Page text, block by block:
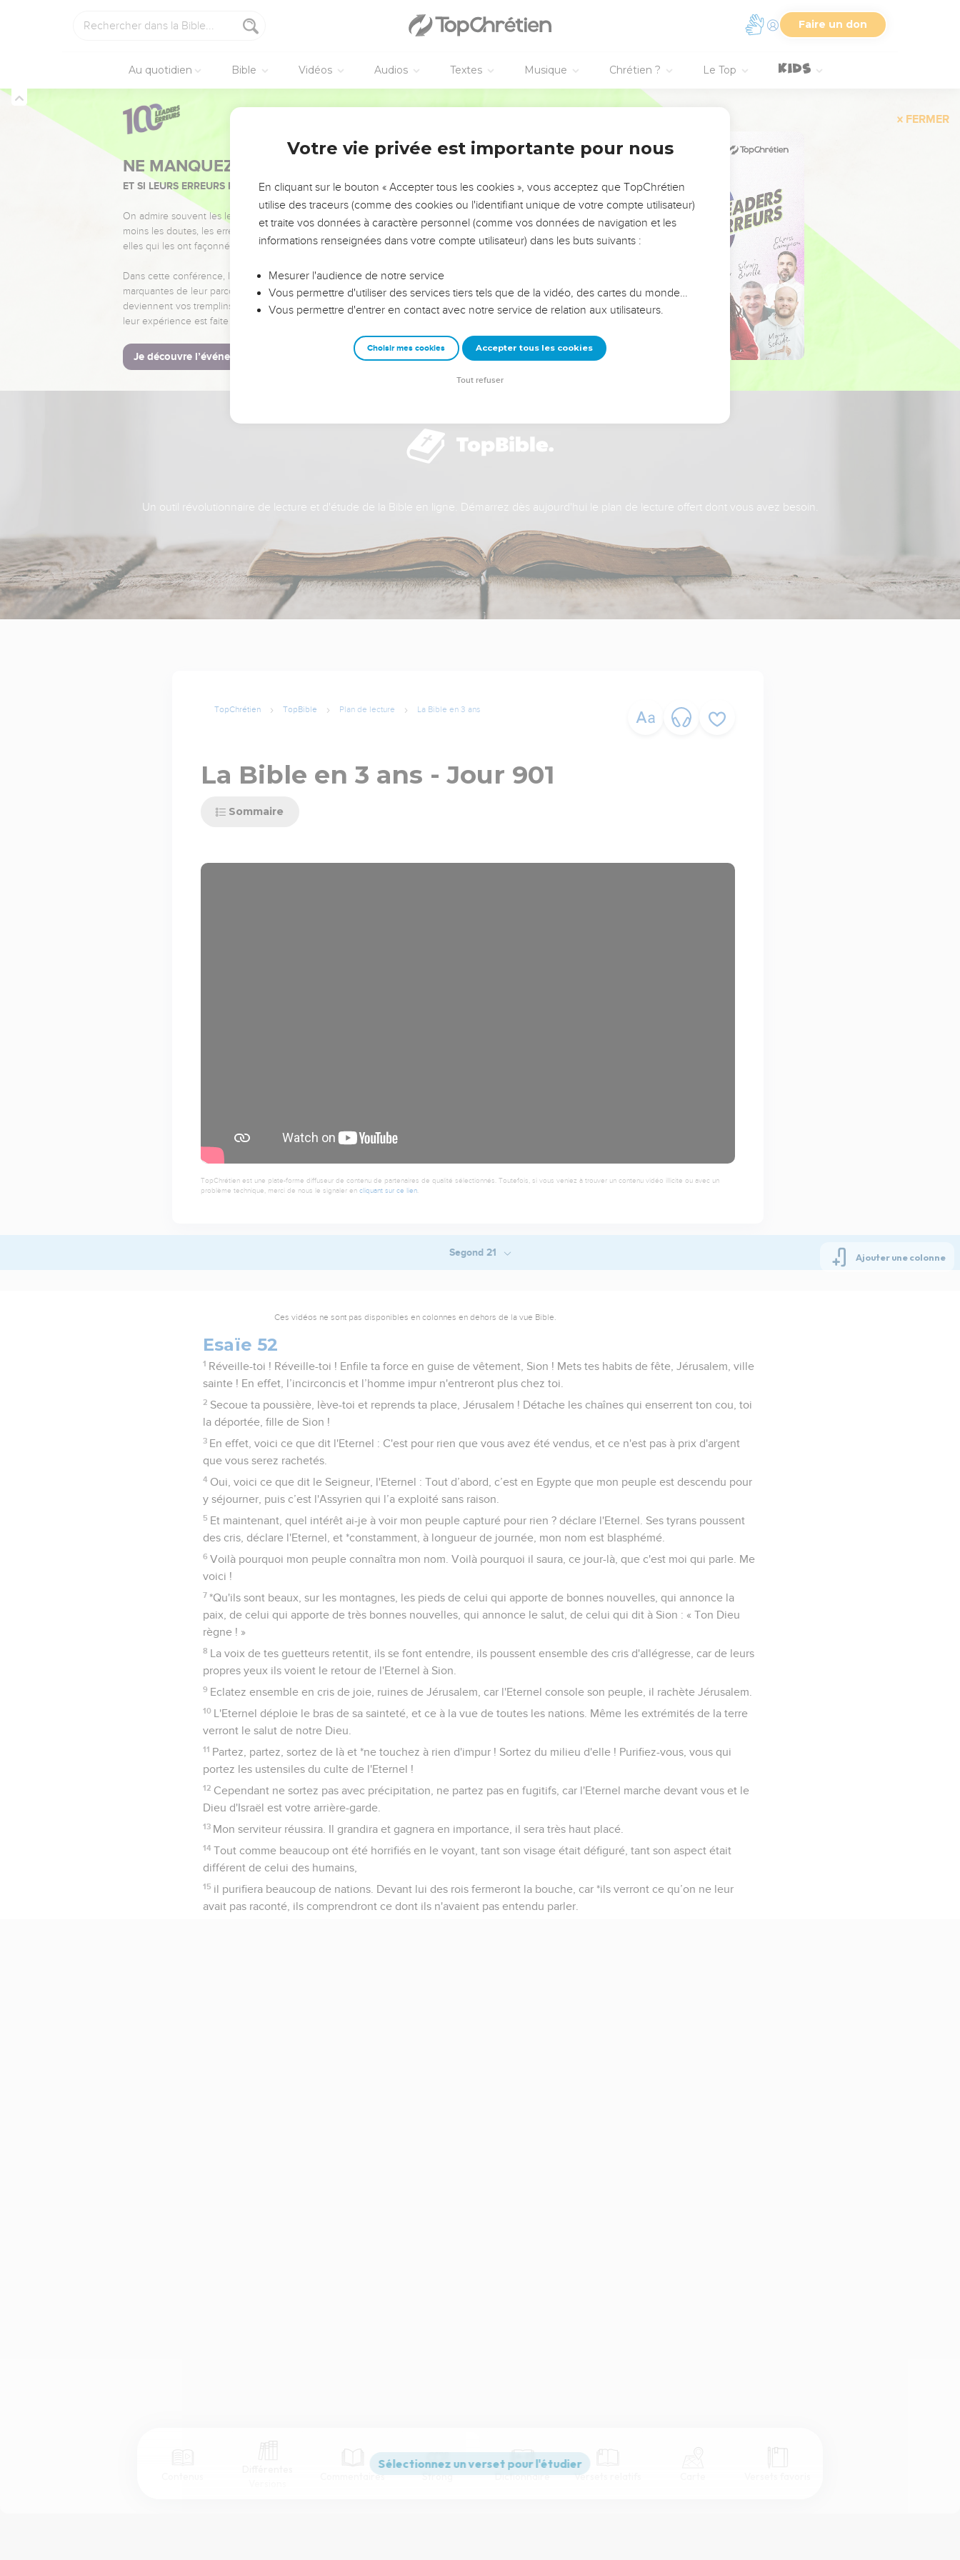
Faire un don
Au quotidien Bible Vidéos Audios Textes Musique Chrétien ? Le Top
FERMER
NE MANQUEZ PAS L’ÉVÉNEMENT DE L’ANNÉE !
ET SI LEURS ERREURS POUVAIENT VOUS ÉVITER LES VOTRES ?
On admire souvent les leaders pour leurs réussites, leur impact, leur foi ou leur vision. Mais on voit
moins les doutes, les erreurs et les saisons difficiles qu'ils ont traversés, alors même que ce sont
elles qui les ont façonnés.
Dans cette conférence, leaders, entrepreneurs, et responsables reviennent sur les erreurs
marquantes de leur parcours et les clés pour avancer avec plus de sagesse afin que leurs erreurs
deviennent vos tremplins. Que vous guidiez un ministère, une équipe, un groupe ou une famille,
leur expérience est faite pour vous.
Je découvre l’événement
Un outil révolutionnaire de lecture et d'étude de la Bible en ligne. Démarrez dès aujourd'hui le plan de lecture offert dont vous avez besoin.
TopChrétien TopBible Plan de lecture La Bible en 3 ans
La Bible en 3 ans - Jour 901
Sommaire
TopChrétien est une plate-forme diffuseur de contenu de partenaires de qualité sélectionnés. Toutefois, si vous veniez à trouver un contenu vidéo illicite ou avec un
problème technique, merci de nous le signaler en cliquant sur ce lien
Commentaires Strong Dictionnaire Versets relatifs
Segond 21
Ces vidéos ne sont pas disponibles en colonnes en dehors de la vue Bible.
Esaïe 52
1 Réveille-toi ! Réveille-toi ! Enfile ta force en guise de vêtement, Sion ! Mets tes habits de fête, Jérusalem, ville
sainte ! En effet, l’incirconcis et l’homme impur n'entreront plus chez toi.
2 Secoue ta poussière, lève-toi et reprends ta place, Jérusalem ! Détache les chaînes qui enserrent ton cou, toi
la déportée, fille de Sion !
3 En effet, voici ce que dit l'Eternel : C'est pour rien que vous avez été vendus, et ce n'est pas à prix d'argent
que vous serez rachetés.
4 Oui, voici ce que dit le Seigneur, l'Eternel : Tout d’abord, c’est en Egypte que mon peuple est descendu pour
y séjourner, puis c’est l'Assyrien qui l’a exploité sans raison.
5 Et maintenant, quel intérêt ai-je à voir mon peuple capturé pour rien ? déclare l'Eternel. Ses tyrans poussent
des cris, déclare l'Eternel, et *constamment, à longueur de journée, mon nom est blasphémé.
6 Voilà pourquoi mon peuple connaîtra mon nom. Voilà pourquoi il saura, ce jour-là, que c'est moi qui parle. Me
voici !
7 *Qu'ils sont beaux, sur les montagnes, les pieds de celui qui apporte de bonnes nouvelles, qui annonce la
paix, de celui qui apporte de très bonnes nouvelles, qui annonce le salut, de celui qui dit à Sion : « Ton Dieu
règne ! »
8
La voix de tes guetteurs retentit, ils se font entendre, ils poussent ensemble des cris d'allégresse, car de leurs
propres yeux ils voient le retour de l'Eternel à Sion.
9 Eclatez ensemble en cris de joie, ruines de Jérusalem, car l'Eternel console son peuple, il rachète Jérusalem.
10
L'Eternel déploie le bras de sa sainteté, et ce à la vue de toutes les nations. Même les extrémités de la terre
verront le salut de notre Dieu.
11 Partez, partez, sortez de là et *ne touchez à rien d'impur ! Sortez du milieu d'elle ! Purifiez-vous, vous qui
portez les ustensiles du culte de l'Eternel !
12 Cependant ne sortez pas avec précipitation, ne partez pas en fugitifs, car l'Eternel marche devant vous et le
Dieu d'Israël est votre arrière-garde.
13 Mon serviteur réussira. Il grandira et gagnera en importance, il sera très haut placé.
14 Tout comme beaucoup ont été horrifiés en le voyant, tant son visage était défiguré, tant son aspect était
différent de celui des humains,
15 il purifiera beaucoup de nations. Devant lui des rois fermeront la bouche, car *ils verront ce qu’on ne leur
avait pas raconté, ils comprendront ce dont ils n'avaient pas entendu parler.
Votre vie privée est importante pour nous
En cliquant sur le bouton « Accepter tous les cookies », vous acceptez que TopChrétien
utilise des traceurs (comme des cookies ou l'identifiant unique de votre compte utilisateur)
et traite vos données à caractère personnel (comme vos données de navigation et les
informations renseignées dans votre compte utilisateur) dans les buts suivants :
Mesurer l'audience de notre service
Vous permettre d'utiliser des services tiers tels que de la vidéo, des cartes du monde…
Vous permettre d'entrer en contact avec notre service de relation aux utilisateurs.
Choisir mes cookies Accepter tous les cookies
Tout refuser